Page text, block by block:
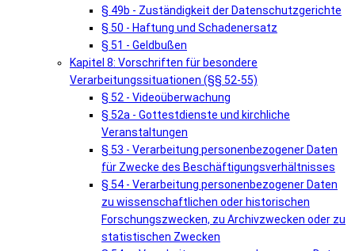
§ 49b - Zuständigkeit der Datenschutzgerichte
§ 50 - Haftung und Schadenersatz
§ 51 - Geldbußen
Kapitel 8: Vorschriften für besondere
Verarbeitungssituationen (§§ 52-55)
§ 52 - Videoüberwachung
§ 52a - Gottestdienste und kirchliche
Veranstaltungen
§ 53 - Verarbeitung personenbezogener Daten
für Zwecke des Beschäftigungsverhältnisses
§ 54 - Verarbeitung personenbezogener Daten
zu wissenschaftlichen oder historischen
Forschungszwecken, zu Archivzwecken oder zu
statistischen Zwecken